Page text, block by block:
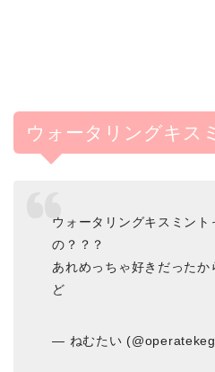
ウォータリングキス
ウォータリングキスミン
の？？？
あれめっちゃ好きだったか
ど
— ねむたい